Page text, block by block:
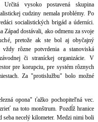
vysoko postavená skupina
cudziny nemala problémy. Po
socialistických brigád a úderníci.
Západ dostávali, ako odmenu za svoje
pretože ak ste bol aj obyčajný
rôzne potvrdenia a stanoviská
či straníckej organizácie. V
pre korupciu, pre systém rôznych
Za "protislužbu" bolo možné
opona" ťažko pochopiteľná vec.
na toto monštrum. Pozdĺž hranice
seba necelý kilometer. Medzi nimi boli